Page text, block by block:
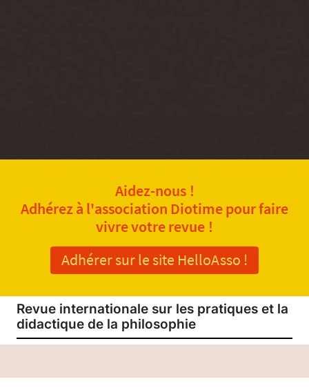
Aidez-nous !
Adhérez à l'association Diotime pour faire
vivre votre revue !
Adhérer sur le site HelloAsso !
Revue internationale sur les pratiques et la
didactique de la philosophie